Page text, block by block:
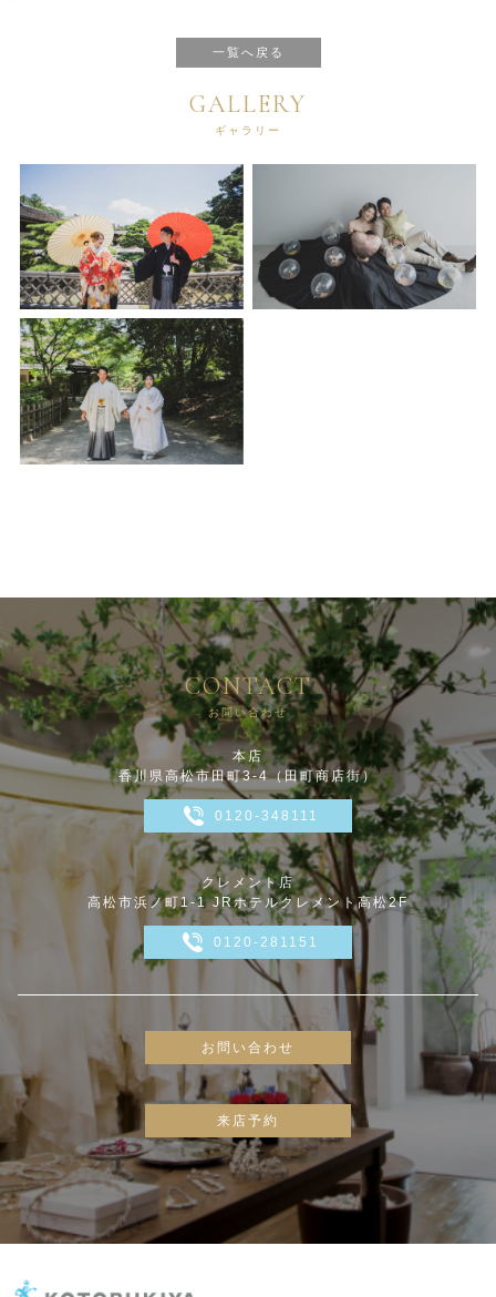
一覧へ戻る
GALLERY
ギャラリー
CONTACT
お問い合わせ
本店
香川県高松市田町3-4（田町商店街）
0120-348111
クレメント店
高松市浜ノ町1-1 JRホテルクレメント高松2F
0120-281151
お問い合わせ
来店予約